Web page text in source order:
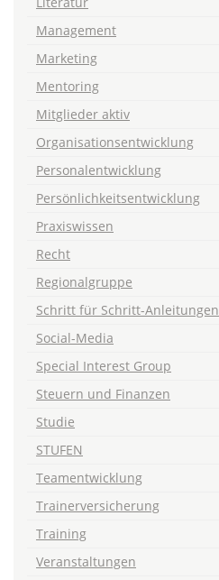
Management
Marketing
Mentoring
Mitglieder aktiv
Organisationsentwicklung
Personalentwicklung
Persönlichkeitsentwicklung
Praxiswissen
Recht
Regionalgruppe
Schritt für Schritt-Anleitungen
Social-Media
Special Interest Group
Steuern und Finanzen
Studie
STUFEN
Teamentwicklung
Trainerversicherung
Training
Veranstaltungen